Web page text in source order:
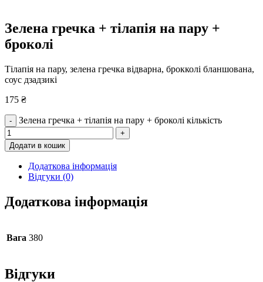
Зелена гречка + тілапія на пару +
броколі
Тілапія на пару, зелена гречка відварна, брокколі бланшована,
соус дзадзикі
175 ₴
- Зелена гречка + тілапія на пару + броколі кількість
+
Додати в кошик
Додаткова інформація
Відгуки (0)
Додаткова інформація
Вага 380
Відгуки